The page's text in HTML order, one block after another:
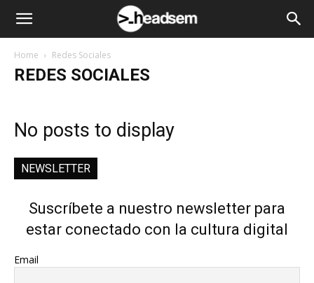
Home Redes Sociales
REDES SOCIALES
No posts to display
NEWSLETTER
Suscríbete a nuestro newsletter para
estar conectado con la cultura digital
Email